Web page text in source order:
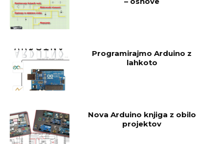
Programirajmo Arduino z
lahkoto
Nova Arduino knjiga z obilo
projektov